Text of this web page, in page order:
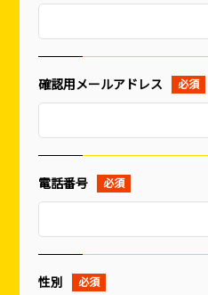
確認用メールアドレス
電話番号
性別